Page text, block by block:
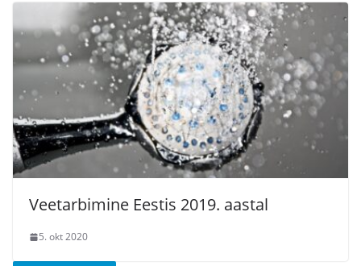
Veetarbimine Eestis 2019. aastal
5. okt 2020